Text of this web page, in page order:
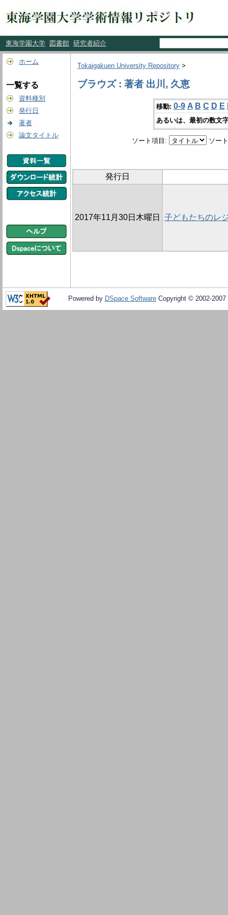
東海学園大学 図書館 研究者紹介
ホーム
一覧する
資料種別
発行日
著者
論文タイトル
Tokaigakuen University Repository >
ブラウズ : 著者 出川, 久恵
移動: 0-9 A B C D E
あるいは、最初の数文
ソート項目: ソー
発行日
2017年11月30日木曜日 子どもたちのレ
Powered by DSpace Software Copyright © 2002-2007